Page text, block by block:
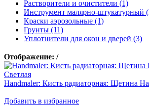
Растворители и очистители (1)
Инструмент малярно-штукатурный
Краски аэрозольные (1)
Грунты (11)
Уплотнители для окон и дверей (3)
Отображение: /
Handmaler: Кисть радиаторная: Щетина
Добавить в избранное